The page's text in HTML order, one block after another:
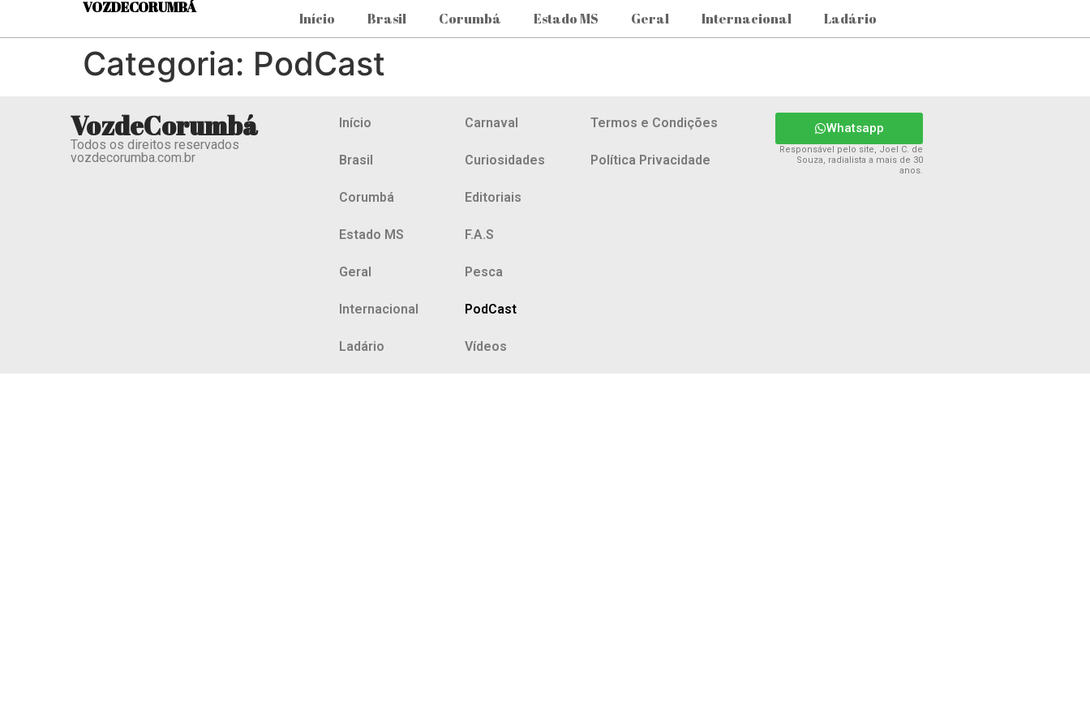
VOZDECORUMBÁ
Início Brasil Corumbá Estado MS Geral Internacional Ladário
Categoria: PodCast
VozdeCorumbá
Todos os direitos reservados
vozdecorumba.com.br
Início
Brasil
Corumbá
Estado MS
Geral
Internacional
Ladário
Carnaval
Curiosidades
Editoriais
F.A.S
Pesca
PodCast
Vídeos
Termos e Condições
Política Privacidade
Whatsapp
Responsável pelo site, Joel C. de
Souza, radialista a mais de 30
anos.